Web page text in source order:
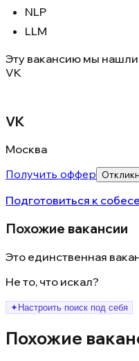
NLP
LLM
Эту вакансию мы нашли
VK
VK
Москва
Получить оффер
Подготовиться к
Похожие вакансии
Это единственная
Не то, что искал?
✦ Настроить поиск под себя
Похожие